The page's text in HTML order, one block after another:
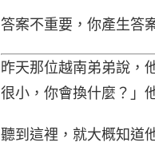
答案不重要，你產生答
昨天那位越南弟弟說，
很小，你會換什麼？」
聽到這裡，就大概知道